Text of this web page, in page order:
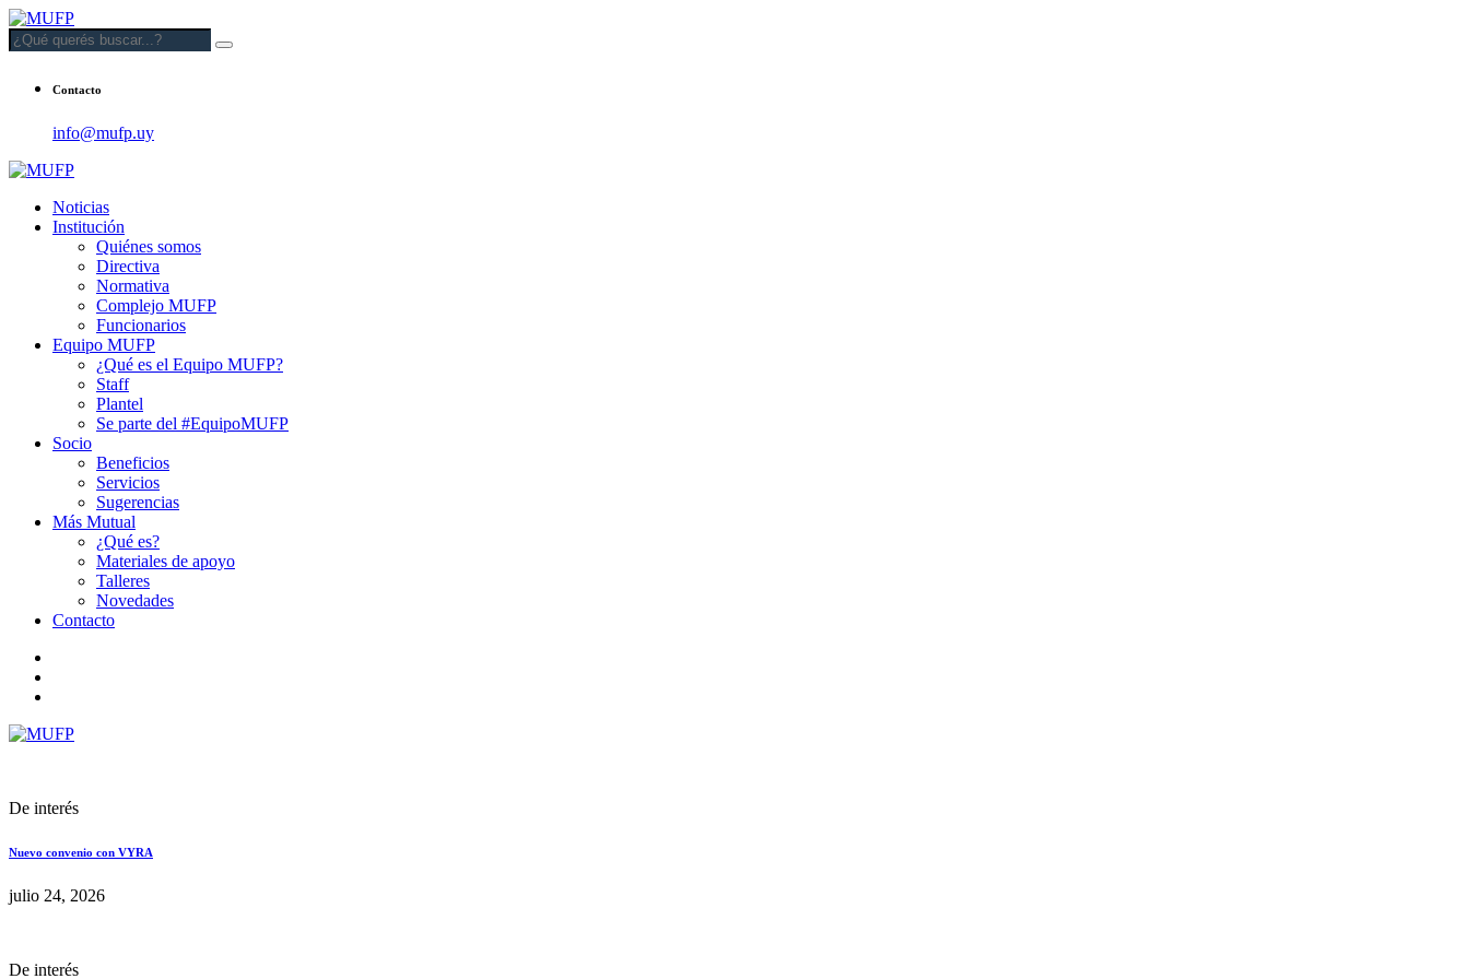
Contacto
info@mufp.uy
Noticias
Institución
Quiénes somos
Directiva
Normativa
Complejo MUFP
Funcionarios
Equipo MUFP
¿Qué es el Equipo MUFP?
Staff
Plantel
Se parte del #EquipoMUFP
Socio
Beneficios
Servicios
Sugerencias
Más Mutual
¿Qué es?
Materiales de apoyo
Talleres
Novedades
Contacto
De interés
Nuevo convenio con VYRA
julio 24, 2026
De interés